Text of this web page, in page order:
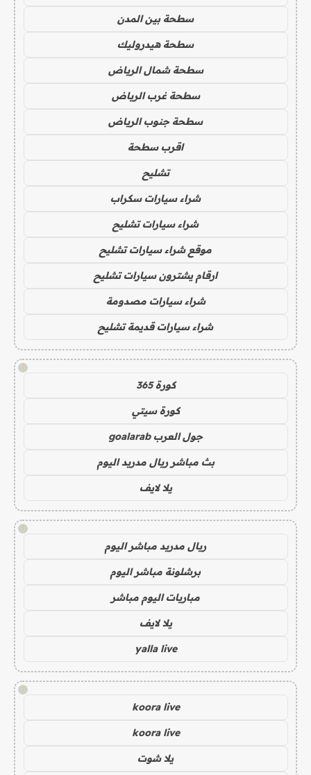
سطحة بين المدن
سطحة هيدروليك
سطحة شمال الرياض
سطحة غرب الرياض
سطحة جنوب الرياض
اقرب سطحة
تشليح
شراء سيارات سكراب
شراء سيارات تشليح
موقع شراء سيارات تشليح
ارقام يشترون سيارات تشليح
شراء سيارات مصدومة
شراء سيارات قديمة تشليح
!
كورة 365
كورة سيتي
جول العرب goalarab
بث مباشر ريال مدريد اليوم
يلا لايف
!
ريال مدريد مباشر اليوم
برشلونة مباشر اليوم
مباريات اليوم مباشر
يلا لايف
yalla live
!
koora live
koora live
يلا شوت